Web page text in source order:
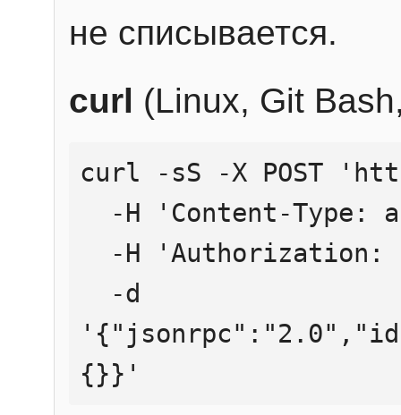
не списывается.
curl (Linux, Git
curl -sS -X POST
{}}'